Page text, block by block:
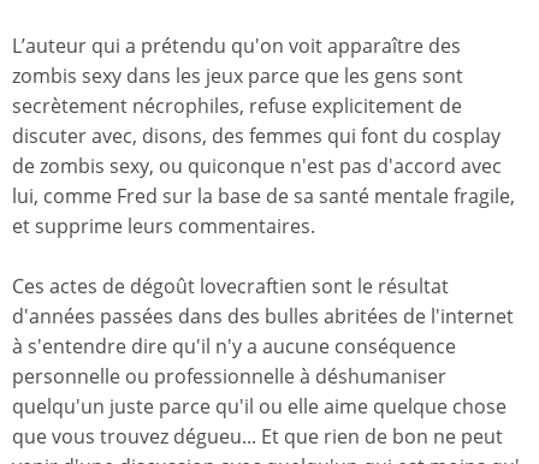
L’auteur qui a prétendu qu'on voit apparaître des
zombis sexy dans les jeux parce que les gens sont
secrètement nécrophiles, refuse explicitement de
discuter avec, disons, des femmes qui font du cosplay
de zombis sexy, ou quiconque n'est pas d'accord avec
lui, comme Fred sur la base de sa santé mentale fragile,
et supprime leurs commentaires.
Ces actes de dégoût lovecraftien sont le résultat
d'années passées dans des bulles abritées de l'internet
à s'entendre dire qu'il n'y a aucune conséquence
personnelle ou professionnelle à déshumaniser
quelqu'un juste parce qu'il ou elle aime quelque chose
que vous trouvez dégueu... Et que rien de bon ne peut